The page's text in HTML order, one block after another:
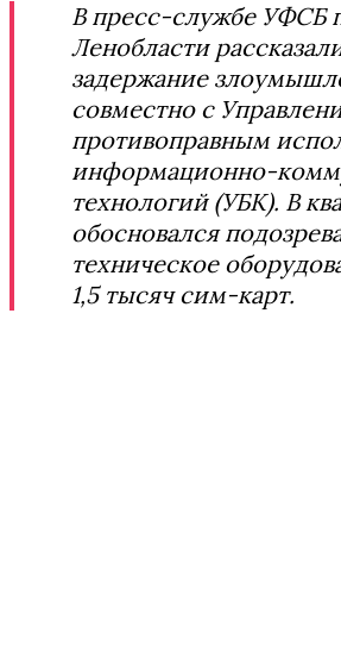
В пресс-службе УФСБ
Ленобласти
задержание
совместно с
противоправным
информационно-
технологий (УБК). В
обосновался
техническое
1,5 тысяч сим-карт.